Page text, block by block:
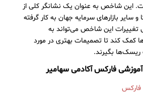
این شاخص به عنوان یک نشانگر کلی از
و سایر بازارهای سرمایه جهان به کار گرفته
تغییرات این شاخص می‌تواند به
کمک کند تا تصمیمات بهتری در مورد
ریسک‌ها بگیرند.
فارکس آکادمی سهامیر
فارکس